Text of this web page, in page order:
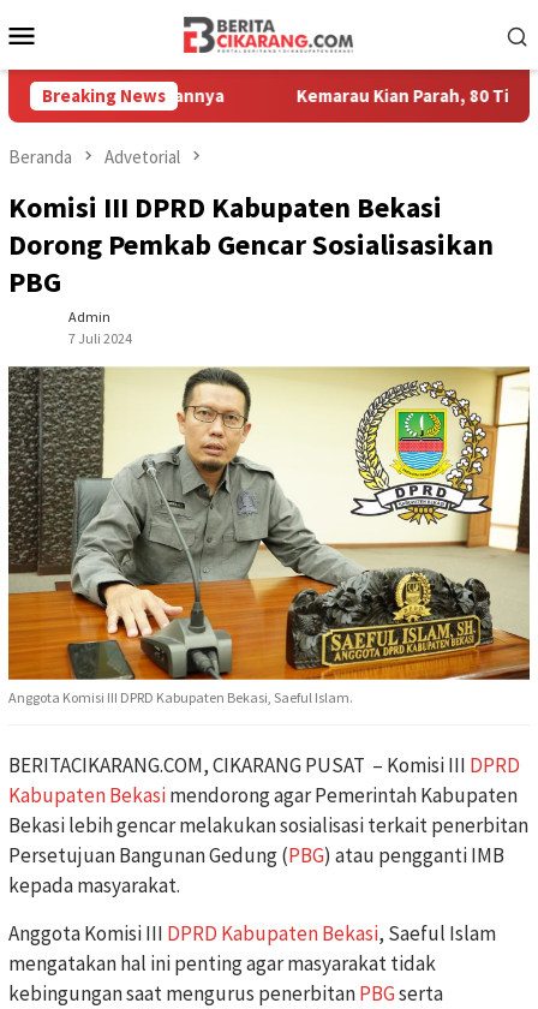
ke
Mobile
Breaking News Kemarau Kian Parah, 80 Titik di
Beranda Advetorial
Komisi III DPRD Kabupaten Bekasi
Dorong Pemkab Gencar Sosialisasikan
PBG
Admin
7 Juli 2024
Anggota Komisi III DPRD Kabupaten Bekasi, Saeful Islam.
BERITACIKARANG.COM, CIKARANG PUSAT – Komisi III DPRD
Kabupaten Bekasimendorong agar Pemerintah Kabupaten
Bekasi lebih gencar melakukan sosialisasi terkait penerbitan
Persetujuan Bangunan Gedung (PBG) atau pengganti IMB
kepada masyarakat.
Anggota Komisi III DPRD Kabupaten Bekasi, Saeful Islam
mengatakan hal ini penting agar masyarakat tidak
kebingungan saat mengurus penerbitanPBGserta